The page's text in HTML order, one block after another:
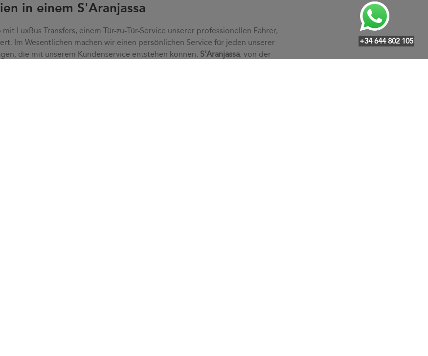
+34 644 802 105
in einem S'Aranjassa
LuxBus Transfers, einem Tür-zu-Tür-Service unserer professionellen Fahrer,
Im Wesentlichen machen wir einen persönlichen Service für jeden unserer
die mit unserem Kundenservice entstehen können. S'Aranjassa. von der